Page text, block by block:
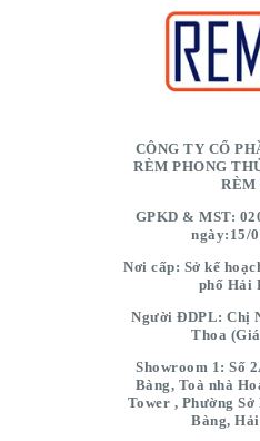
CÔNG TY CỔ
RÈM PHONG
RÈM
GPKD & MST:
ngày:15/
Nơi cấp: Sở kế
phố Hải
Người ĐDPL: Chị
Thoa
Showroom 1: Số
Bàng, Toà nhà
Tower , Phường Sở
Bàng,